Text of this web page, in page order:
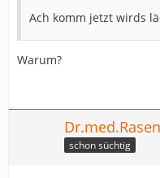
Ach komm jetzt wirds
Warum?
schon süchtig